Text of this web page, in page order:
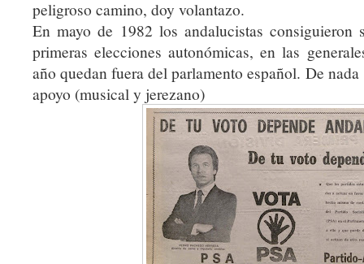
peligroso camino, doy volantazo.
En mayo de 1982 los andalucistas consiguieron
primeras elecciones autonómicas, en las
año quedan fuera del parlamento español. De
apoyo (musical y jerezano)